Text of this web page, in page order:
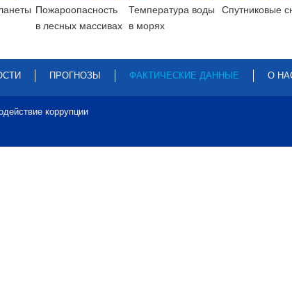
Пожароопасность
в лесных массивах
Температура воды
в морях
Cпутниковые
ПРОГНОЗЫ ФАКТИЧЕСКИЕ ДАННЫЕ О
коррупции